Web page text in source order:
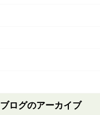
ブログのアーカイブ